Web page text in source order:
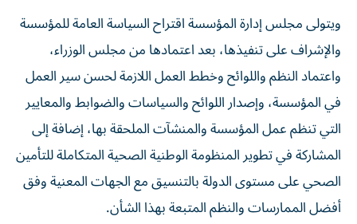
ويتولى مجلس إدارة المؤسسة اقتراح السياسة العامة للمؤسسة
والإشراف على تنفيذها، بعد اعتمادها من مجلس الوزراء،
واعتماد النظم واللوائح وخطط العمل اللازمة لحسن سير العمل
في المؤسسة، وإصدار اللوائح والسياسات والضوابط والمعايير
التي تنظم عمل المؤسسة والمنشآت الملحقة بها، إضافة إلى
المشاركة في تطوير المنظومة الوطنية الصحية المتكاملة للتأمين
الصحي على مستوى الدولة بالتنسيق مع الجهات المعنية وفق
أفضل الممارسات والنظم المتبعة بهذا الشأن.